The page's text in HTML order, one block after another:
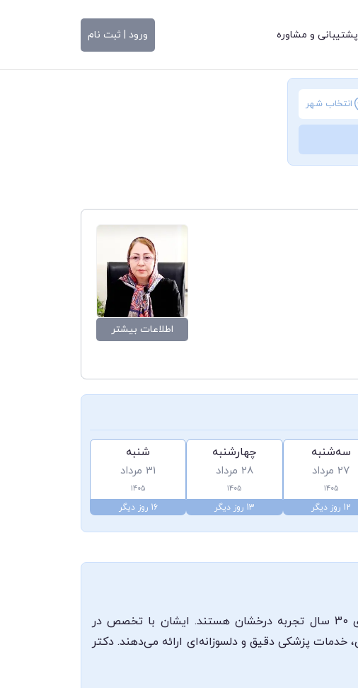
پشتیبانی و مشاوره ورود | ثبت نام
انتخاب شهر
اطلاعات بیشتر
سه‌شنبه
27 مرداد
1405
12 روز دیگر
چهارشنبه
28 مرداد
1405
13 روز دیگر
شنبه
31 مرداد
1405
16 روز دیگر
دکتر طاهره دارایی‌نیا، جراح و متخصص زنان، زایمان و نازایی از پزشکان مجرب و حاذق کرمانشاه و دارای 30 سال تجربه درخشان هستند. ایشان با تخصص در
خدمات پزشکی دقیق و دلسوزانه‌ای ارائه می‌دهند. دکتر